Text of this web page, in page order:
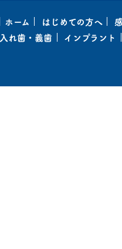
ホーム はじめての方へ
入れ歯・義歯
インプラント